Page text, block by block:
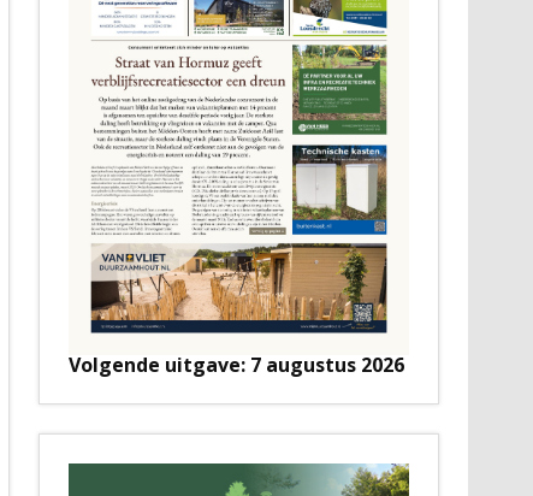
Volgende uitgave: 7 augustus 2026